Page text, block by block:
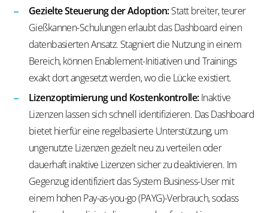
Gezielte Steuerung der Adoption:Statt breiter, teurer
Gießkannen-Schulungen erlaubt das Dashboard einen
datenbasierten Ansatz. Stagniert die Nutzung in einem
Bereich, können Enablement-Initiativen und Trainings
exakt dort angesetzt werden, wo die Lücke existiert.
Lizenzoptimierung und Kostenkontrolle:Inaktive
Lizenzen lassen sich schnell identifizieren. Das Dashboard
bietet hierfür eine regelbasierte Unterstützung, um
ungenutzte Lizenzen gezielt neu zu verteilen oder
dauerhaft inaktive Lizenzen sicher zu deaktivieren. Im
Gegenzug identifiziert das System Business-User mit
einem hohen Pay-as-you-go (PAYG)-Verbrauch, sodass